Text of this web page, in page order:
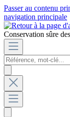
Passer au contenu
navigation principale
Conservation sûre